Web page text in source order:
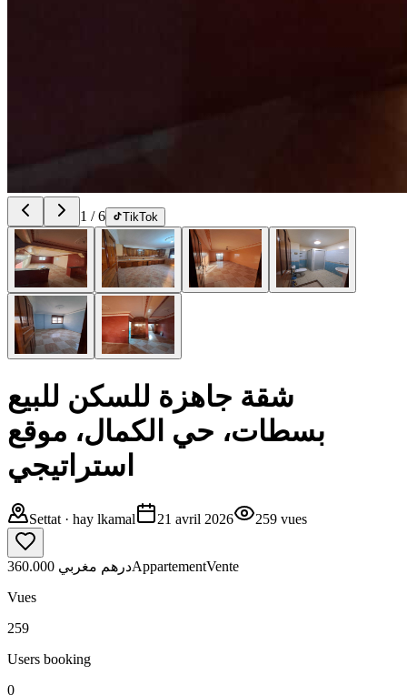
1 /6 TikTok
شقة جاهزة للسكن للبيع
بسطات، حي الكمال، موقع
استراتيجي
Settat · hay lkamal 21 avril 2026 259 vues
360.000 درهم مغربيAppartementVente
Vues
259
Users booking
0